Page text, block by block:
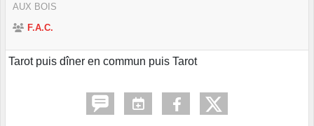
AUX BOIS
F.A.C.
Tarot puis dîner en commun puis Tarot